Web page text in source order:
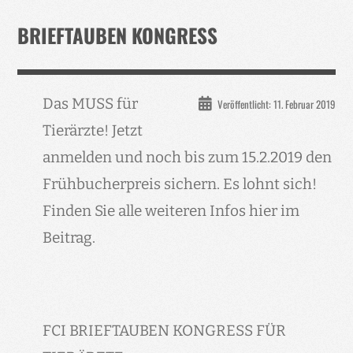
Events
Taubenklinik
Kohaus Förderv.
Tierschutz
Jugendliche
BRIEFTAUBEN KONGRESS
Veröffentlicht: 11. Februar 2019
Das MUSS für
Tierärzte! Jetzt
anmelden und noch bis zum 15.2.2019 den
Frühbucherpreis sichern. Es lohnt sich!
Finden Sie alle weiteren Infos hier im
Beitrag.
FCI BRIEFTAUBEN KONGRESS FÜR